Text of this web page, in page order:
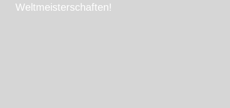
Weltmeisterschaften!